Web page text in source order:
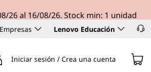
26 al 16/08/26. Stock min: 1 unidad
Lenovo Educación
Iniciar sesión / Crea una cuenta